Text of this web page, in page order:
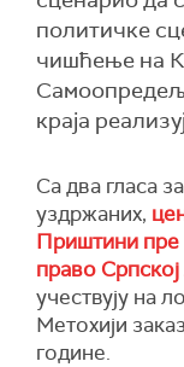
политичке
чишћење на
краја
Са два гласа
уздржаних,
Приштини пре
право
учествују на
Метохији
године.